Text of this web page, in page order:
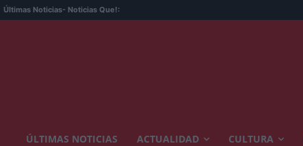
Últimas Noticias- Noticias Que!:
ÚLTIMAS NOTICIAS ACTUALIDAD CULTURA